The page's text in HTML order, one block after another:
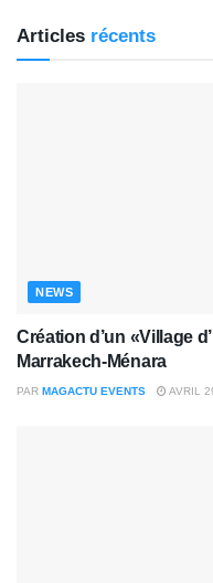
Articles récents
NEWS
Création d’un «Village
Marrakech-Ménara
PAR MAGACTU EVENTS AVRIL